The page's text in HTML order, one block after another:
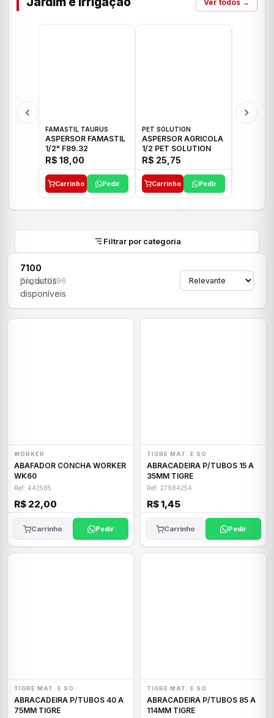
Ver todos →
FAMASTIL TAURUS
ASPERSOR FAMASTIL
1/2" F89.32
R$ 18,00
Carrinho Pedir
PET SOLUTION
ASPERSOR AGRICOLA
1/2 PET SOLUTION
R$ 25,75
Carrinho Pedir
Filtrar por categoria
7100
produtos
disponíveis
Página 1/296
WORKER
ABAFADOR CONCHA WORKER
WK60
Ref: 442585
R$ 22,00
Carrinho Pedir
TIGRE MAT. E SO
ABRACADEIRA P/TUBOS 15 A
35MM TIGRE
Ref: 27984254
R$ 1,45
Carrinho Pedir
TIGRE MAT. E SO
ABRACADEIRA P/TUBOS 40 A
75MM TIGRE
TIGRE MAT. E SO
ABRACADEIRA P/TUBOS 85 A
114MM TIGRE